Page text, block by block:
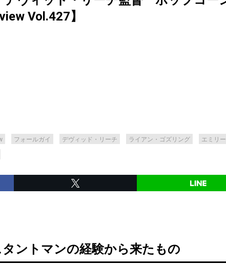
Vol.427】
フォールガイ デヴィッド・リーチ ライアン・ゴズリング エミリ
タントマンの経験から来たもの